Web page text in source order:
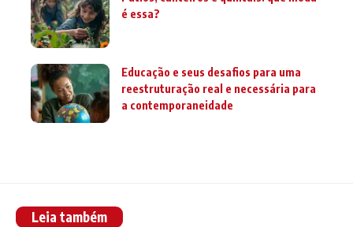
é essa?
Educação e seus desafios para uma
reestruturação real e necessária para
a contemporaneidade
Leia também